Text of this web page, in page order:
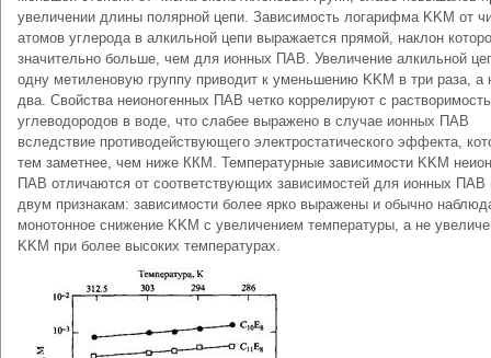
увеличении длины полярной цепи. Зависимость логарифма KKM от
атомов углерода в алкильной цепи выражается прямой, наклон
значительно больше, чем для ионных ПАВ. Увеличение алкильной
одну метиленовую группу приводит к уменьшению KKM в три раза, а
два. Свойства неионогенных ПАВ четко коррелируют с
углеводородов в воде, что слабее выражено в случае ионных ПАВ
вследствие противодействующего электростатического эффекта,
тем заметнее, чем ниже ККМ. Температурные зависимости KKM
ПАВ отличаются от соответствующих зависимостей для ионных ПАВ
двум признакам: зависимости более ярко выражены и обычно
монотонное снижение KKM с увеличением температуры, а не
KKM при более высоких температурах.